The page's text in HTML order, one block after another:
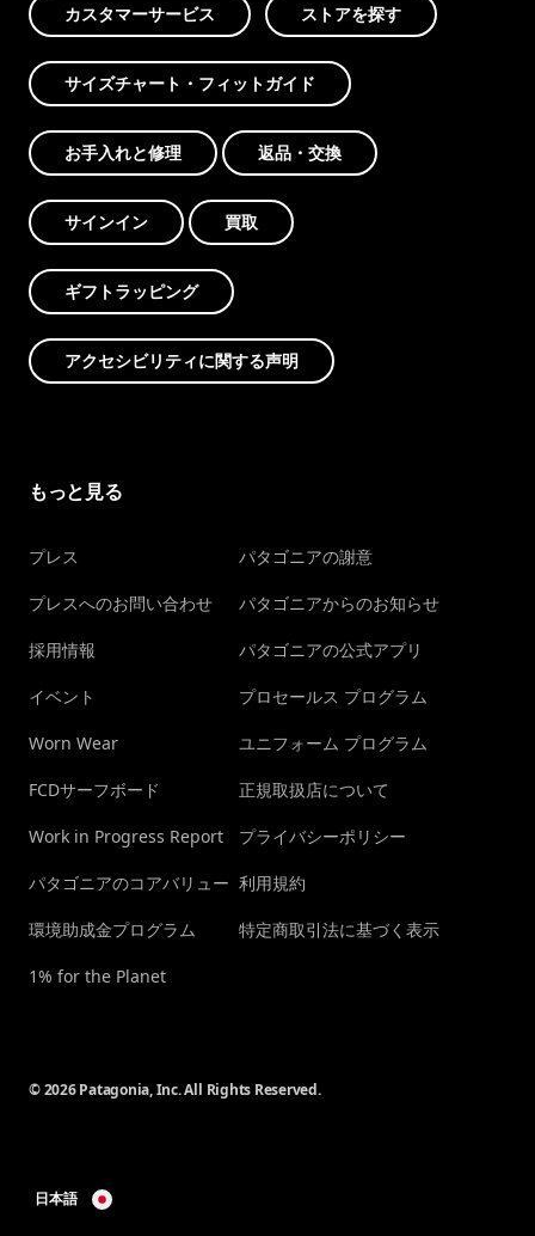
カスタマーサービス ストアを探す
サイズチャート・フィットガイド
お手入れと修理 返品・交換
サインイン 買取
ギフトラッピング
アクセシビリティに関する声明
もっと見る
プレス
プレスへのお問い合わせ
採用情報
イベント
Worn Wear
FCDサーフボード
Work in Progress Report
パタゴニアのコアバリュー
環境助成金プログラム
1% for the Planet
パタゴニアの謝意
パタゴニアからのお知らせ
パタゴニアの公式アプリ
プロセールス プログラム
ユニフォーム プログラム
正規取扱店について
プライバシーポリシー
利用規約
特定商取引法に基づく表示
© 2026 Patagonia, Inc. All Rights Reserved.
日本語